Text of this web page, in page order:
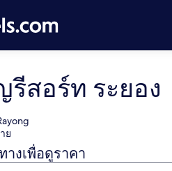
สอร์ท ระยอง
ย
างเพื่อดูราคา